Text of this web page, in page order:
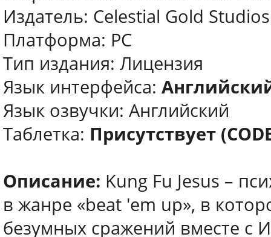
Издатель: Celestial Gold Studios
Платформа: PC
Тип издания: Лицензия
Язык интерфейса:
Язык озвучки: Английский
Таблетка: Присутствует
Описание: Kung Fu Jesus –
в жанре «beat 'em up», в
безумных сражений вместе с